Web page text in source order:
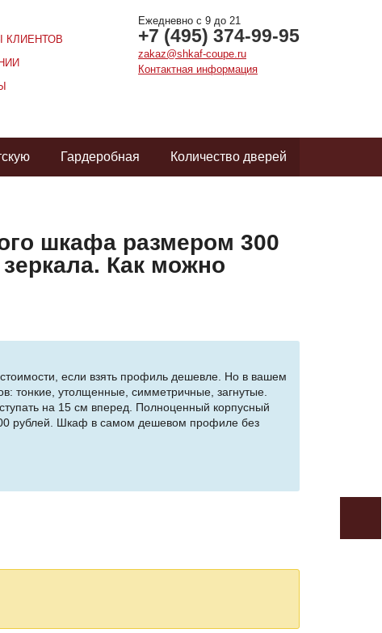
Ежедневно с 9 до 21
+7 (495) 374-99-95
zakaz@shkaf-coupe.ru
Контактная информация
КЛИЕНТОВ
Гардеробная Количество дверей
шкафа размером 300
Как можно
если взять профиль дешевле. Но в вашем
тонкие, утолщенные, симметричные, загнутые.
на 15 см вперед. Полноценный корпусный
рублей. Шкаф в самом дешевом профиле без